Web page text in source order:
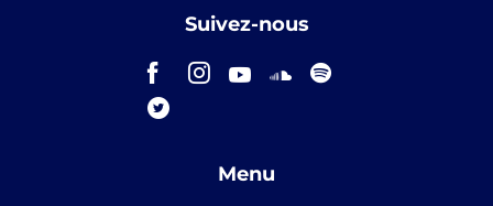
Suivez-nous
Menu